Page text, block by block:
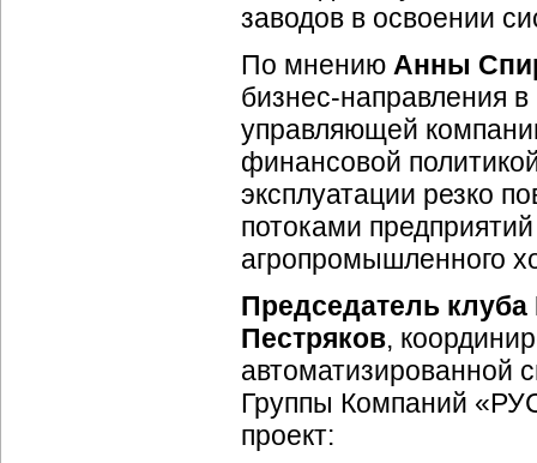
заводов в освоении
По мнению Анны
бизнес-направления в
управляющей
финансовой
эксплуатации резко
потоками
агропромышленного
Председатель клуба
Пестряков,
автоматизированной
Группы Компаний
проект: